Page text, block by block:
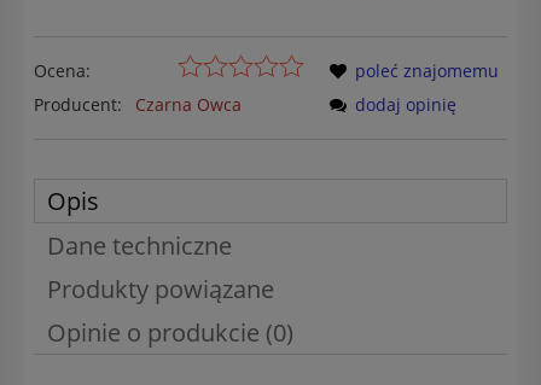
Ocena:
Producent:
Czarna Owca
poleć znajomemu
dodaj opinię
Opis
Dane techniczne
Produkty powiązane
Opinie o produkcie (0)